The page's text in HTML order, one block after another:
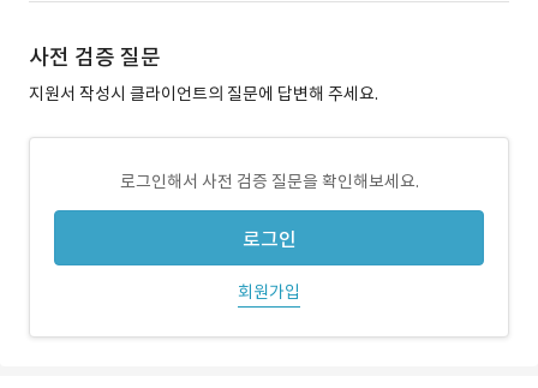
사전 검증 질문
지원서 작성시 클라이언트의 질문에 답변해 주세요.
로그인해서 사전 검증 질문을 확인해보세요.
로그인
회원가입